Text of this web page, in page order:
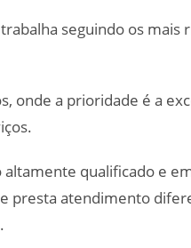
seguindo os mais
onde a prioridade é a
qualificado e
presta atendimento